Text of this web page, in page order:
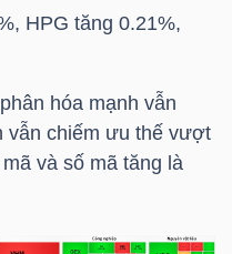
HPG tăng 0.21%,
hóa mạnh vẫn
vẫn chiếm ưu thế vượt
và số mã tăng là